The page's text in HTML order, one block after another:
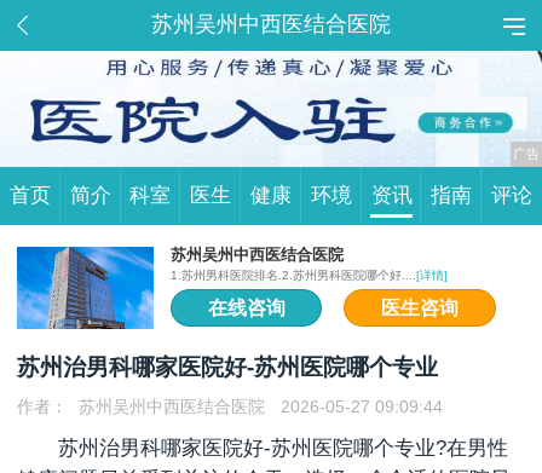
苏州吴州中西医结合医院
首页 简介 科室 医生 健康 环境 资讯 指南 评论
苏州吴州中西医结合医院
1.苏州男科医院排名.2.苏州男科医院哪个好.... [详情]
在线咨询 医生咨询
苏州治男科哪家医院好-苏州医院哪个专业
作者： 苏州吴州中西医结合医院 2026-05-27 09:09:44
苏州治男科哪家医院好-苏州医院哪个专业?在男性